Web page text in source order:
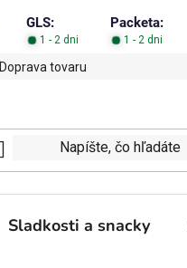
GLS: Packeta:
1 - 2 dni 1 - 2 dni
Doprava tovaru
Sladkosti a snacky